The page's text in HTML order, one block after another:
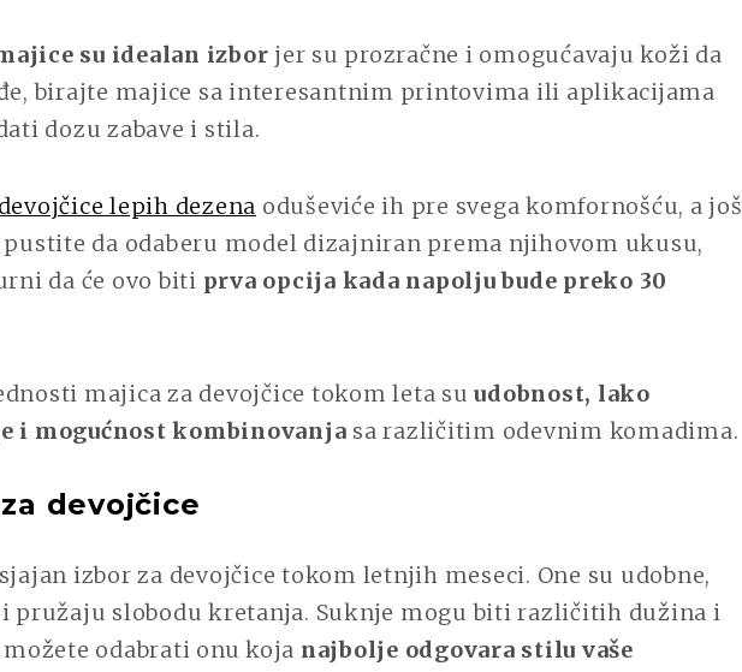
su idealan izbor jer su prozračne i omogućavaju koži da
birajte majice sa interesantnim printovima ili aplikacijama
dozu zabave i stila.
lepih dezena oduševiće ih pre svega komfornošću, a još
da odaberu model dizajniran prema njihovom ukusu,
da će ovo biti prva opcija kada napolju bude preko 30
majica za devojčice tokom leta suudobnost, lako
i mogućnost kombinovanja sa različitim odevnim komadima.
devojčice
izbor za devojčice tokom letnjih meseci. One su udobne,
pružaju slobodu kretanja. Suknje mogu biti različitih dužina i
odabrati onu koja najbolje odgovara stilu vaše